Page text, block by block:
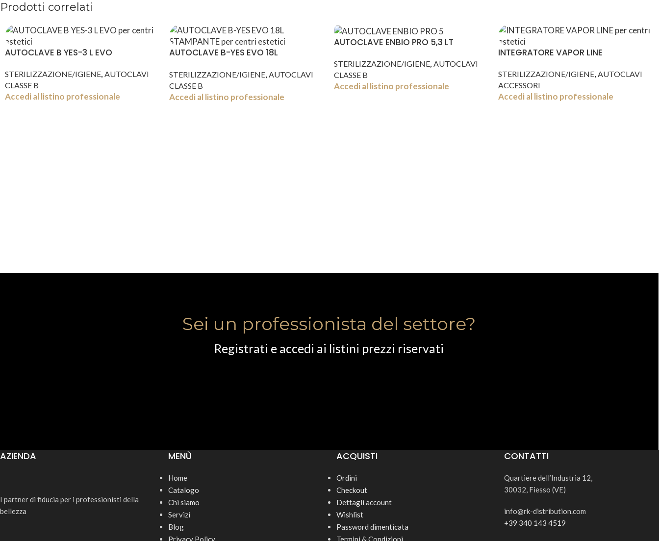
Prodotti correlati
AUTOCLAVE B YES-3 L EVO
STERILIZZAZIONE/IGIENE, AUTOCLAVI
CLASSE B
Accedi al listino professionale
AUTOCLAVE B-YES EVO 18L
STERILIZZAZIONE/IGIENE, AUTOCLAVI
CLASSE B
Accedi al listino professionale
AUTOCLAVE ENBIO PRO 5,3 LT
STERILIZZAZIONE/IGIENE, AUTOCLAVI
CLASSE B
Accedi al listino professionale
INTEGRATORE VAPOR LINE
STERILIZZAZIONE/IGIENE, AUTOCLAVI
ACCESSORI
Accedi al listino professionale
Sei un professionista del settore?
Registrati e accedi ai listini prezzi riservati
AZIENDA
I partner di fiducia per i professionisti della
bellezza
MENÙ
Home
Catalogo
Chi siamo
Servizi
Blog
Privacy Policy
ACQUISTI
Ordini
Checkout
Dettagli account
Wishlist
Password dimenticata
Termini & Condizioni
CONTATTI
Quartiere dell’Industria 12,
30032, Fiesso (VE)
info@rk-distribution.com
+39 340 143 4519